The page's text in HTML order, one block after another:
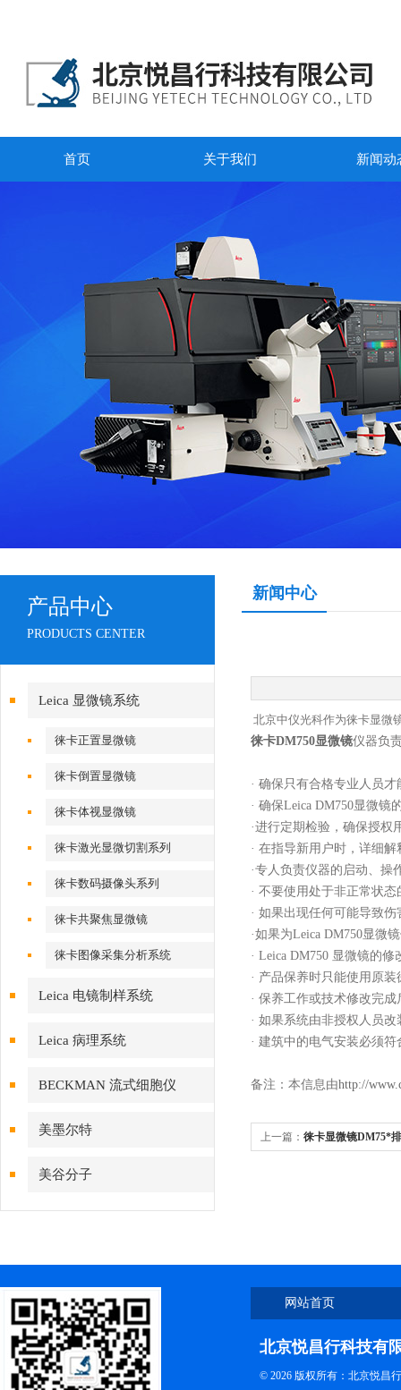
首页 关于我们 新闻动
产品中心
PRODUCTS CENTER
Leica 显微镜系统
徕卡正置显微镜
徕卡倒置显微镜
徕卡体视显微镜
徕卡激光显微切割系列
徕卡数码摄像头系列
徕卡共聚焦显微镜
徕卡图像采集分析系统
Leica 电镜制样系统
Leica 病理系统
BECKMAN 流式细胞仪
美墨尔特
美谷分子
新闻中心
北京中仪光科作为徕卡显微
徕卡DM750显微镜仪器负
· 确保只有合格专业人员才
· 确保Leica DM750显微镜
·进行定期检验，确保授权
· 在指导新用户时，详细
·专人负责仪器的启动、操
· 不要使用处于非正常状
· 如果出现任何可能导致
·如果为Leica DM750显微
· Leica DM750 显微镜的修
· 产品保养时只能使用原装
· 保养工作或技术修改完
· 如果系统由非授权人员
· 建筑中的电气安装必须
备注：本信息由http://
上一篇： 徕卡显微镜DM75*
网站首页
北京悦昌行科技有
© 2026 版权所有：北京悦昌